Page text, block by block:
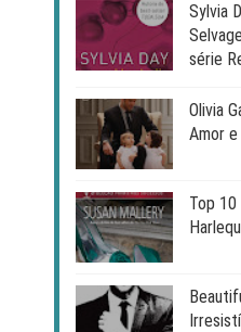
Sylvia
série
Olivia
Amor
Top 10